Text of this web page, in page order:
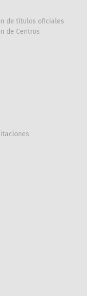
de títulos oficiales
de Centros